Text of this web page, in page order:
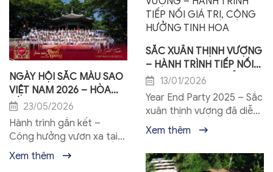
NGÀY HỘI SẮC MÀU SAO
VIỆT NAM 2026 – HÒA
SẮC THỊNH VƯỢNG
23/05/2026
Hành trình gắn kết –
Cộng hưởng vươn xa tại
Seoul, Hàn Quốc Từ ngày
14 – 18/5/2026, Sao Việt
Xem thêm
SẮC XUÂN THỊNH VƯỢNG
– HÀNH TRÌNH TIẾP NỐI
GIÁ TRỊ, CỘNG HƯỞNG
TINH HOA
13/01/2026
Year End Party 2025 – Sắc
xuân thịnh vượng đã diễn
ra trong không khí ấm áp,
xúc, trở thành một dấu
ấn...
Xem thêm